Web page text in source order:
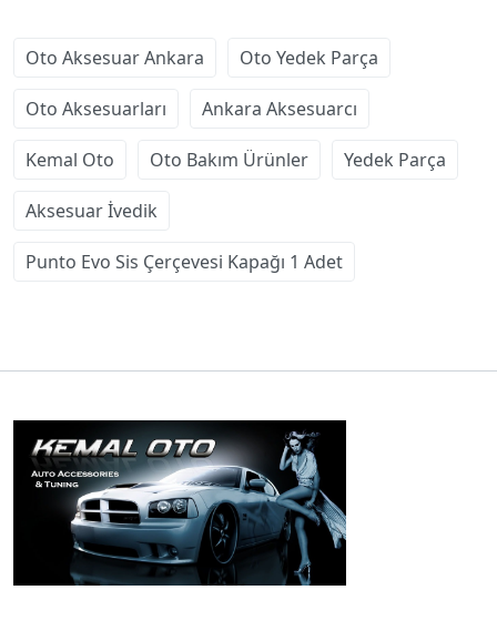
Oto Aksesuar Ankara Oto Yedek Parça
Oto Aksesuarları Ankara Aksesuarcı
Kemal Oto Oto Bakım Ürünler Yedek Parça
Aksesuar İvedik
Punto Evo Sis Çerçevesi Kapağı 1 Adet